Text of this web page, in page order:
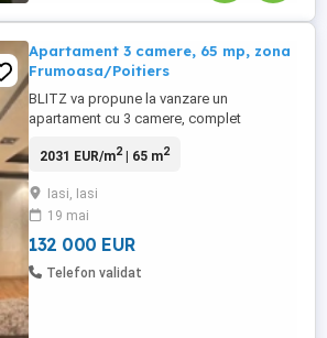
Apartament 3 camere, 65 mp, zona
Frumoasa/Poitiers
BLITZ va propune la vanzare un
apartament cu 3 camere, complet
într-un imobil construit în 1985, pe
din 8, cu lift aflat în curs de modernizare.
Blocul beneficiază de două intrări
(față/spate), supraveghere video ...
2031 EUR/m2| 65 m2
Iasi, Iasi
19 mai
132 000 EUR
Telefon validat